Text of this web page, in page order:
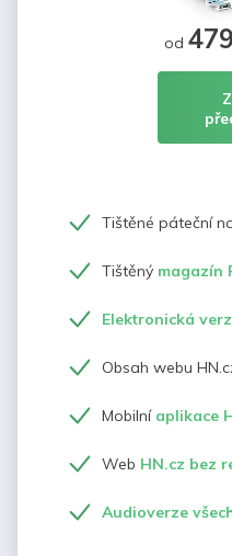
od
Tištěné páteční
Tištěný magazín
Elektronická
Obsah webu
Mobilní aplikace
Web HN.cz bez
Audioverze